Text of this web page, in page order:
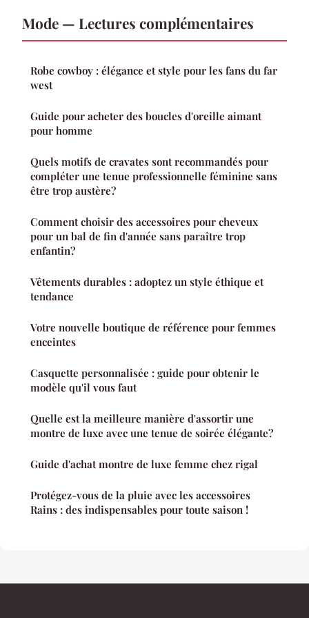
Mode — Lectures complémentaires
Robe cowboy : élégance et style pour les fans du far
west
Guide pour acheter des boucles d'oreille aimant
pour homme
Quels motifs de cravates sont recommandés pour
compléter une tenue professionnelle féminine sans
être trop austère?
Comment choisir des accessoires pour cheveux
pour un bal de fin d'année sans paraître trop
enfantin?
Vêtements durables : adoptez un style éthique et
tendance
Votre nouvelle boutique de référence pour femmes
enceintes
Casquette personnalisée : guide pour obtenir le
modèle qu'il vous faut
Quelle est la meilleure manière d'assortir une
montre de luxe avec une tenue de soirée élégante?
Guide d'achat montre de luxe femme chez rigal
Protégez-vous de la pluie avec les accessoires
Rains : des indispensables pour toute saison !